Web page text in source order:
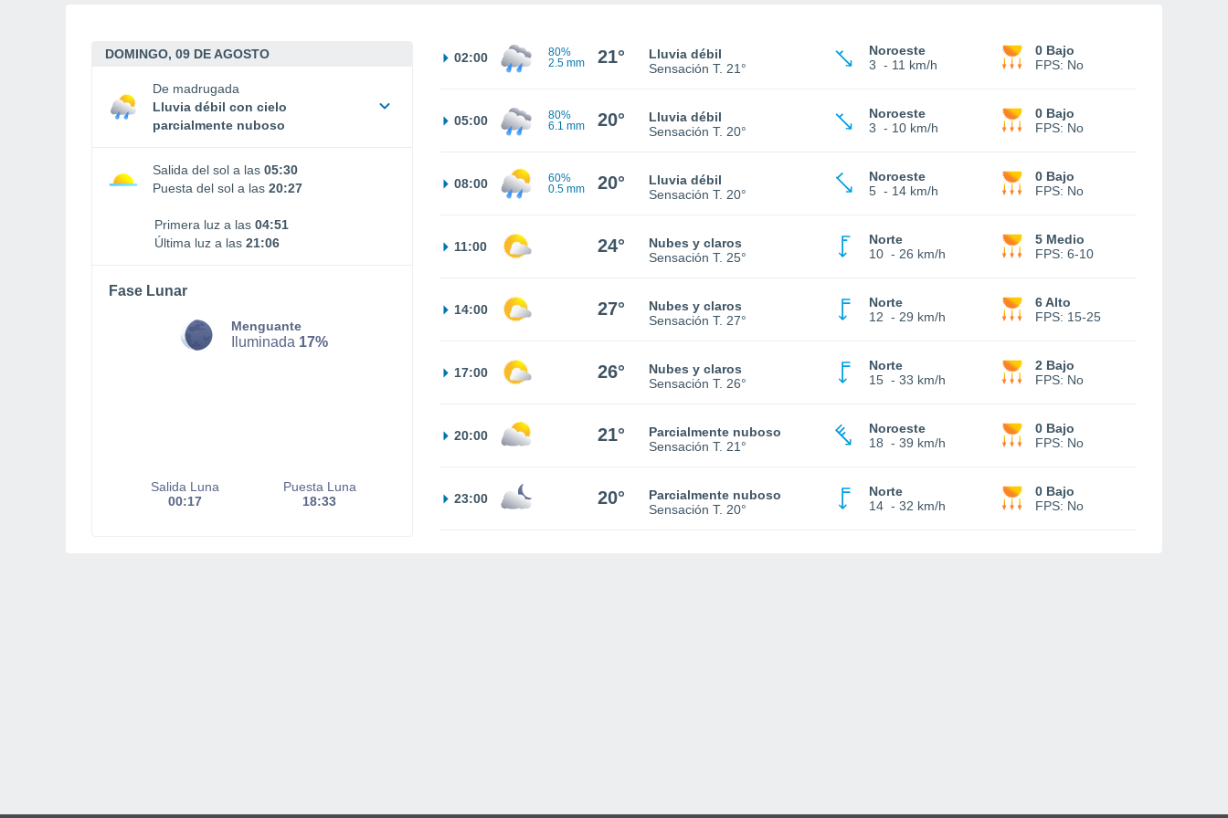
DOMINGO, 09 DE AGOSTO
De madrugada
Lluvia débil con cielo
parcialmente nuboso
Salida del sol a las 05:30
Puesta del sol a las 20:27
Primera luz a las 04:51
Última luz a las 21:06
Fase Lunar
Menguante
Iluminada 17%
Salida Luna
00:17
Puesta Luna
18:33
02:00
80%
2.5 mm
21°
Lluvia débil
Sensación T. 21°
Noroeste
3 - 11 km/h
0 Bajo
FPS: No
05:00
80%
6.1 mm
20°
Lluvia débil
Sensación T. 20°
Noroeste
3 - 10 km/h
0 Bajo
FPS: No
08:00
60%
0.5 mm
20°
Lluvia débil
Sensación T. 20°
Noroeste
5 - 14 km/h
0 Bajo
FPS: No
11:00 24°
Nubes y claros
Sensación T. 25°
Norte
10 - 26 km/h
5 Medio
FPS: 6-10
14:00 27°
Nubes y claros
Sensación T. 27°
Norte
12 - 29 km/h
6 Alto
FPS: 15-25
17:00 26°
Nubes y claros
Sensación T. 26°
Norte
15 - 33 km/h
2 Bajo
FPS: No
20:00 21°
Parcialmente nuboso
Sensación T. 21°
Noroeste
18 - 39 km/h
0 Bajo
FPS: No
23:00 20°
Parcialmente nuboso
Sensación T. 20°
Norte
14 - 32 km/h
0 Bajo
FPS: No